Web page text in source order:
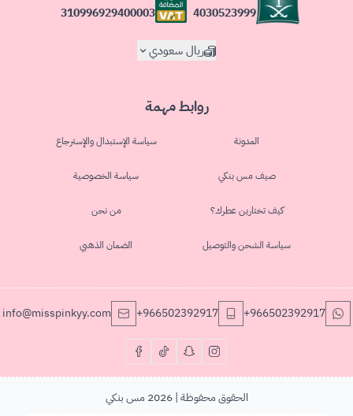
روابط مهمة
المدونة
صيف مس بنكي
كيف تختارين عطرك؟
سياسة الشحن والتوصيل
سياسة الإستبدال والإسترجاع
سياسة الخصوصية
من نحن
الضمان الذهبي
4030523999
310996929400003
ريال سعودي
+966502392917
+966502392917
info@misspinkyy.com
الحقوق محفوظة | 2026 مس بنكي